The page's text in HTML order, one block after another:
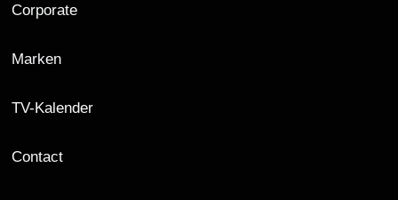
Corporate
Marken
TV-Kalender
Contact